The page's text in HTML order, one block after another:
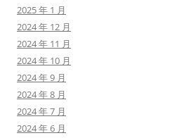
2025 年 1 月
2024 年 12 月
2024 年 11 月
2024 年 10 月
2024 年 9 月
2024 年 8 月
2024 年 7 月
2024 年 6 月